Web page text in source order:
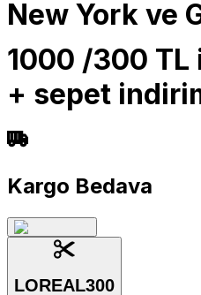
New York ve
1000 /300 TL
+ sepet
Kargo Bedava
LOREAL300